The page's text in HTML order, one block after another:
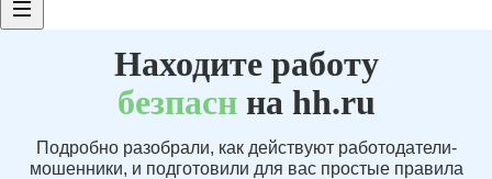
Находите работу
безпаснна hh.ru
Подробно разобрали, как действуют работодатели-
мошенники, и подготовили для вас простые правила